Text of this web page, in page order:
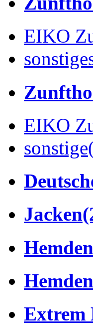
EIKO
EIKO
sonstige
Jacken
Extrem